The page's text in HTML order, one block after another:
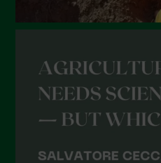
Novembre 2021
Settembre 2021
Agosto 2021
Luglio 2021